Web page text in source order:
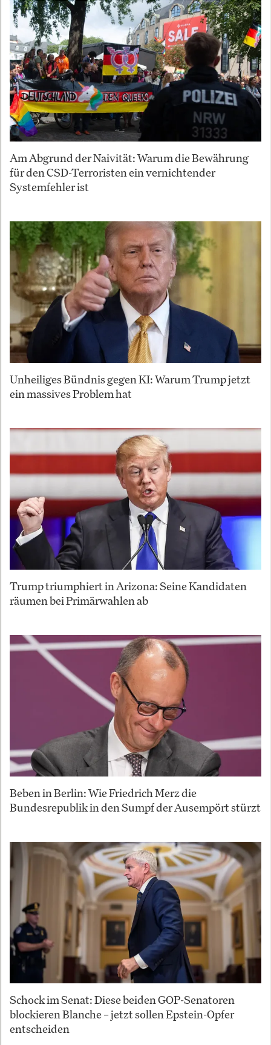
Am Abgrund der Naivität: Warum die Bewährung
für den CSD-Terroristen ein vernichtender
Systemfehler ist
Unheiliges Bündnis gegen KI: Warum Trump jetzt
ein massives Problem hat
Trump triumphiert in Arizona: Seine Kandidaten
räumen bei Primärwahlen ab
Beben in Berlin: Wie Friedrich Merz die
Bundesrepublik in den Sumpf der Ausempört stürzt
Schock im Senat: Diese beiden GOP-Senatoren
blockieren Blanche – jetzt sollen Epstein-Opfer
entscheiden